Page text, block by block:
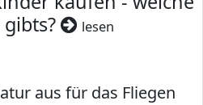
lesen
aus für das Fliegen